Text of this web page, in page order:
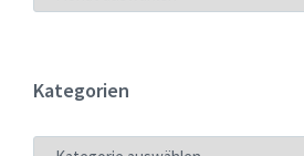
Kategorien
KATEGORIEN